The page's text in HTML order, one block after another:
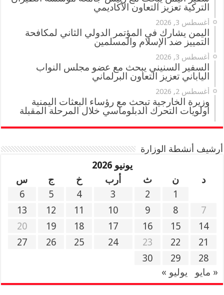
التركية تعزيز التعاون الأكاديمي
أغسطس 3, 2026
اليمن يشارك في المؤتمر الدولي الثاني لمكافحة
التمييز ضد الإسلام والمسلمين
أغسطس 3, 2026
السفير السنيني يبحث مع عضو مجلس النواب
الياباني تعزيز التعاون البرلماني
أغسطس 2, 2026
وزيرة الخارجية تبحث مع رؤساء البعثات اليمنية
أولويات التحرك الدبلوماسي خلال المرحلة المقبلة
أرشيف أنشطة الوزارة
يونيو 2026
د
ن ث أرب خ ج
س
1
2
3
4
5
6
7
8
9
10
11
12
13
14
15
16
17
18
19
20
21
22
23
24
25
26
27
28
29
30
« مايو
يوليو »